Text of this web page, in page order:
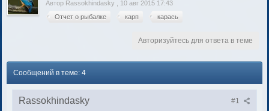
Автор Rassokhindasky
10 авг 2015 17:43
Отчет о рыбалке
карп карась
Авторизуйтесь для ответа в теме
Сообщений в теме: 4
#1
Rassokhindasky